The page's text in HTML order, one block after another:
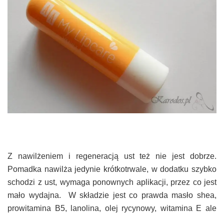
Z nawilżeniem i regeneracją ust też nie jest dobrze.
Pomadka nawilża jedynie krótkotrwale, w dodatku szybko
schodzi z ust, wymaga ponownych aplikacji, przez co jest
mało wydajna.
W składzie jest co prawda masło shea,
prowitamina B5, lanolina, olej rycynowy, witamina E ale